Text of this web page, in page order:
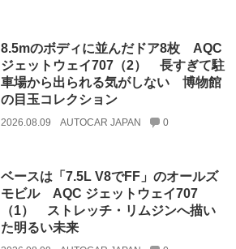
8.5mのボディに並んだドア8枚 AQC
ジェットウェイ707（2） 長すぎて駐
車場から出られる気がしない 博物館
の目玉コレクション
2026.08.09 AUTOCAR JAPAN 0
ベースは「7.5L V8でFF」のオールズ
モビル AQC ジェットウェイ707
（1） ストレッチ・リムジンへ描い
た明るい未来